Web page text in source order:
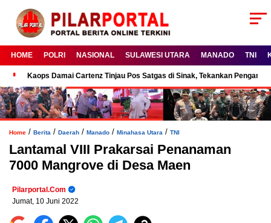
HOME POLRI NASIONAL SULAWESI UTARA MANADO TNI
Kaops Damai Cartenz Tinjau Pos Satgas di Sinak, Tekankan
Home / Berita / Daerah / Manado / Minahasa Utara / TNI
Lantamal VIII Prakarsai Penanaman
7000 Mangrove di Desa Maen
Pilarportal.com
Jumat, 10 Juni 2022